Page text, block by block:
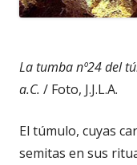
La tumba nº24 del
a.C. / Foto, J.J.L.A.
El túmulo, cuyas
semitas en sus